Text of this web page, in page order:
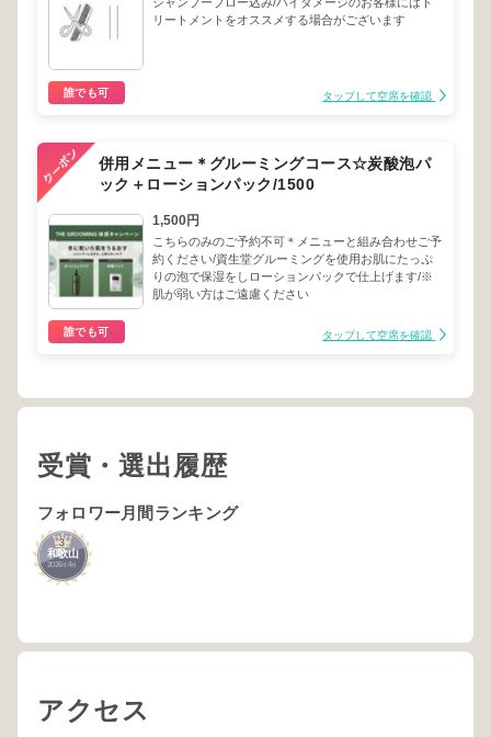
リートメントをオススメする場合がございます
誰でも可 タップして空席を確認
併用メニュー＊グルーミングコース☆炭酸泡パ
ック＋ローションパック/1500
1,500円
こちらのみのご予約不可＊メニューと組み合わせご予
約ください/資生堂グルーミングを使用お肌にたっぷ
りの泡で保湿をしローションパックで仕上げます/※
肌が弱い方はご遠慮ください
誰でも可 タップして空席を確認
受賞・選出履歴
フォロワー月間ランキング
3
和歌山
2026年 4月
アクセス